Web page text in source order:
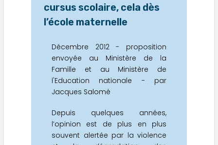
cursus scolaire, cela dès
l’école maternelle
Décembre 2012 - proposition
envoyée au Ministère de la
Famille et au Ministère de
l'Education nationale - par
Jacques Salomé
Depuis quelques années,
l’opinion est de plus en plus
souvent alertée par la violence